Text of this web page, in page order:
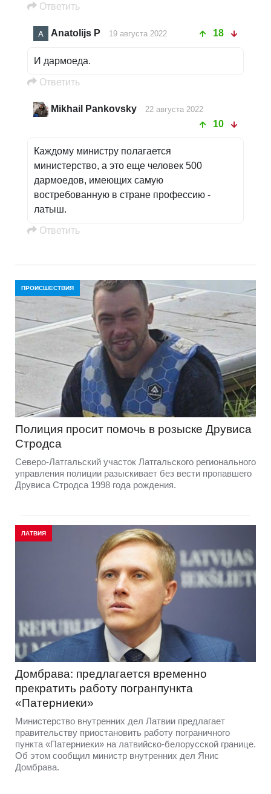
Oтветить
Anatolijs P 19 августа 2022 18
И дармоеда.
Oтветить
Mikhail Pankovsky 22 августа 2022
10
Каждому министру полагается
министерство, а это еще человек 500
дармоедов, имеющих самую
востребованную в стране профессию -
латыш.
Oтветить
ПРОИСШЕСТВИЯ
Полиция просит помочь в розыске Друвиса
Стродса
Северо-Латгальский участок Латгальского регионального
управления полиции разыскивает без вести пропавшего
Друвиса Стродса 1998 года рождения.
ЛАТВИЯ
Домбрава: предлагается временно
прекратить работу погранпункта
«Патерниеки»
Министерство внутренних дел Латвии предлагает
правительству приостановить работу пограничного
пункта «Патерниеки» на латвийско-белорусской границе.
Об этом сообщил министр внутренних дел Янис
Домбрава.